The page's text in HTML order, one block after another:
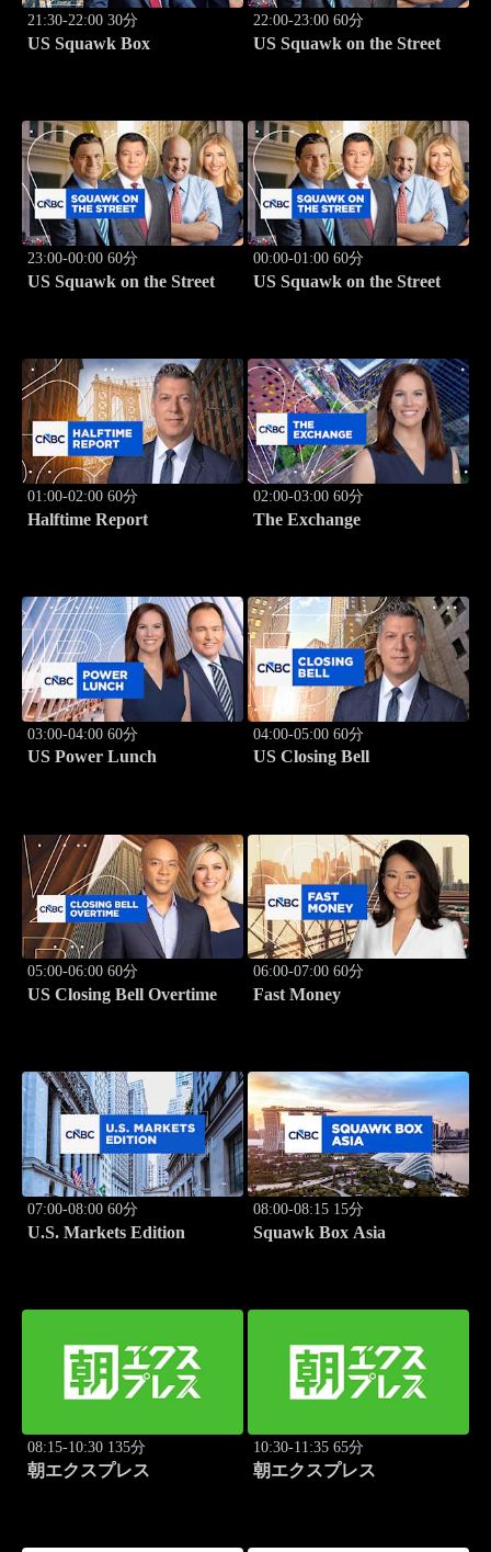
21:30-22:00 30分
US Squawk Box
22:00-23:00 60分
US Squawk on the Street
23:00-00:00 60分
US Squawk on the Street
00:00-01:00 60分
US Squawk on the Street
01:00-02:00 60分
Halftime Report
02:00-03:00 60分
The Exchange
03:00-04:00 60分
US Power Lunch
04:00-05:00 60分
US Closing Bell
05:00-06:00 60分
US Closing Bell Overtime
06:00-07:00 60分
Fast Money
07:00-08:00 60分
U.S. Markets Edition
08:00-08:15 15分
Squawk Box Asia
08:15-10:30 135分
朝エクスプレス
10:30-11:35 65分
朝エクスプレス